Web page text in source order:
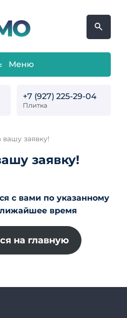
Меню
+7 (927) 225-29-04
Плитка
вашу заявку!
заявку!
с вами по указанному
время
на главную